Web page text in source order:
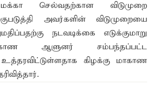
செல்வதற்கான விடுமுறை
அவர்களின் விடுமுறையை
நடவடிக்கை எடுக்குமாறு
ஆளுனர் சம்பந்தப்பட்ட
உத்தரவிட்டுள்ளதாக கிழக்கு மாகாண